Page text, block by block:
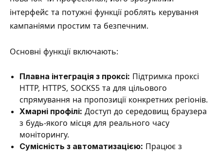
інтерфейс та потужні функції роблять керування
кампаніями простим та безпечним.
Основні функції включають:
Плавна інтеграція з проксі: Підтримка проксі
HTTP, HTTPS, SOCKS5 та для цільового
спрямування на пропозиції конкретних регіонів.
Хмарні профілі: Доступ до середовищ браузера
з будь-якого місця для реального часу
моніторингу.
Сумісність з автоматизацією: Працює з